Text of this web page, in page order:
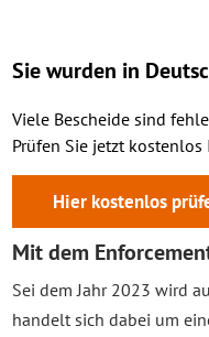
Sie wurden in
Viele Bescheide sind
Prüfen Sie jetzt
Hier kostenlos
Mit dem
Sei dem Jahr 2023 wird
handelt sich dabei um